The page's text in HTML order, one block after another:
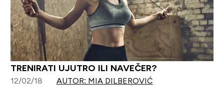
TRENIRATI UJUTRO ILI NAVEČER?
12/02/18 AUTOR: MIA DILBEROVIĆ